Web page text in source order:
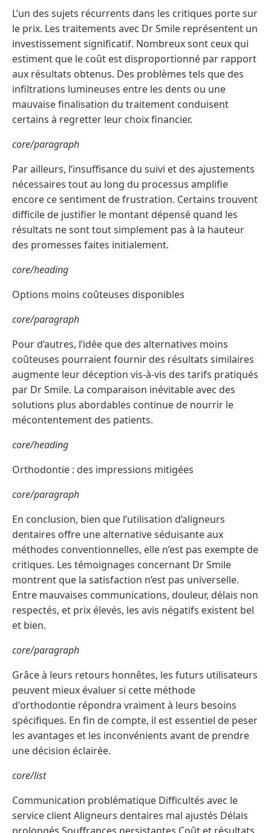
L’un des sujets récurrents dans les critiques porte sur
le prix. Les traitements avec Dr Smile représentent un
investissement significatif. Nombreux sont ceux qui
estiment que le coût est disproportionné par rapport
aux résultats obtenus. Des problèmes tels que des
infiltrations lumineuses entre les dents ou une
mauvaise finalisation du traitement conduisent
certains à regretter leur choix financier.
core/paragraph
Par ailleurs, l’insuffisance du suivi et des ajustements
nécessaires tout au long du processus amplifie
encore ce sentiment de frustration. Certains trouvent
difficile de justifier le montant dépensé quand les
résultats ne sont tout simplement pas à la hauteur
des promesses faites initialement.
core/heading
Options moins coûteuses disponibles
core/paragraph
Pour d’autres, l’idée que des alternatives moins
coûteuses pourraient fournir des résultats similaires
augmente leur déception vis-à-vis des tarifs pratiqués
par Dr Smile. La comparaison inévitable avec des
solutions plus abordables continue de nourrir le
mécontentement des patients.
core/heading
Orthodontie : des impressions mitigées
core/paragraph
En conclusion, bien que l’utilisation d’aligneurs
dentaires offre une alternative séduisante aux
méthodes conventionnelles, elle n’est pas exempte de
critiques. Les témoignages concernant Dr Smile
montrent que la satisfaction n’est pas universelle.
Entre mauvaises communications, douleur, délais non
respectés, et prix élevés, les avis négatifs existent bel
et bien.
core/paragraph
Grâce à leurs retours honnêtes, les futurs utilisateurs
peuvent mieux évaluer si cette méthode
d'orthodontie répondra vraiment à leurs besoins
spécifiques. En fin de compte, il est essentiel de peser
les avantages et les inconvénients avant de prendre
une décision éclairée.
core/list
Communication problématique Difficultés avec le
service client Aligneurs dentaires mal ajustés Délais